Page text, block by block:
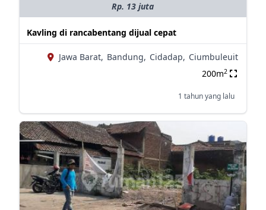
Rp. 13 juta
Kavling di rancabentang dijual cepat
Jawa Barat, Bandung, Cidadap, Ciumbuleuit
200m2
1 tahun yang lalu